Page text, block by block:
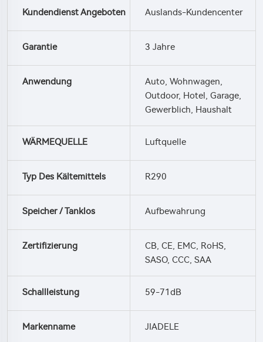
Kundendienst Angeboten Auslands-Kundencenter
Garantie 3 Jahre
Anwendung
Auto, Wohnwagen,
Outdoor, Hotel, Garage,
Gewerblich, Haushalt
WÄRMEQUELLE Luftquelle
Typ Des Kältemittels R290
Speicher / Tanklos Aufbewahrung
Zertifizierung
CB, CE, EMC, RoHS,
SASO, CCC, SAA
Schallleistung 59-71dB
Markenname JIADELE